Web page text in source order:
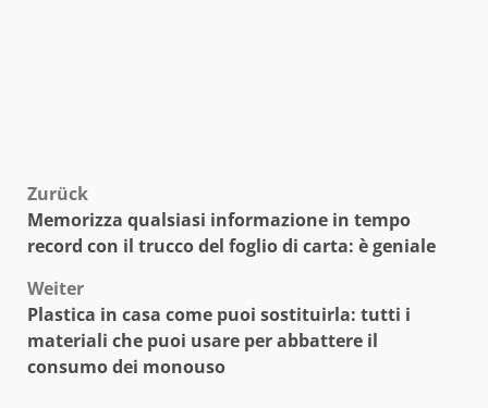
Beitragsnavigation
Zurück
Memorizza qualsiasi informazione in tempo
record con il trucco del foglio di carta: è geniale
Weiter
Plastica in casa come puoi sostituirla: tutti i
materiali che puoi usare per abbattere il
consumo dei monouso